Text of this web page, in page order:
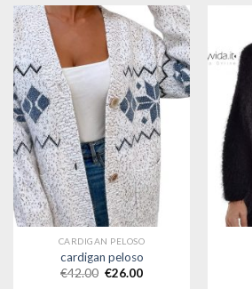
CARDIGAN PELOSO
cardigan peloso
€42.00 €26.00